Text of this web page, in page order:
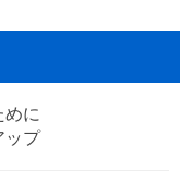
めに
ップ